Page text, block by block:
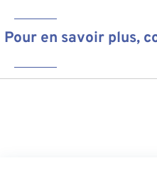
Pour en savoir plus,